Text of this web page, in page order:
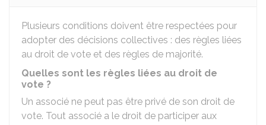
Plusieurs conditions doivent être respectées pour
adopter des décisions collectives : des règles liées
au droit de vote et des règles de majorité.
Quelles sont les règles liées au droit de
vote ?
Un associé ne peut pas être privé de son droit de
vote. Tout associé a le droit de participer aux